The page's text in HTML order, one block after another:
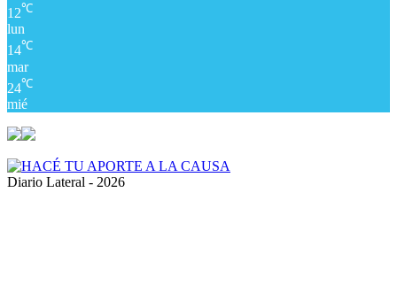
12℃
lun
14℃
mar
24℃
mié
Diario Lateral - 2026